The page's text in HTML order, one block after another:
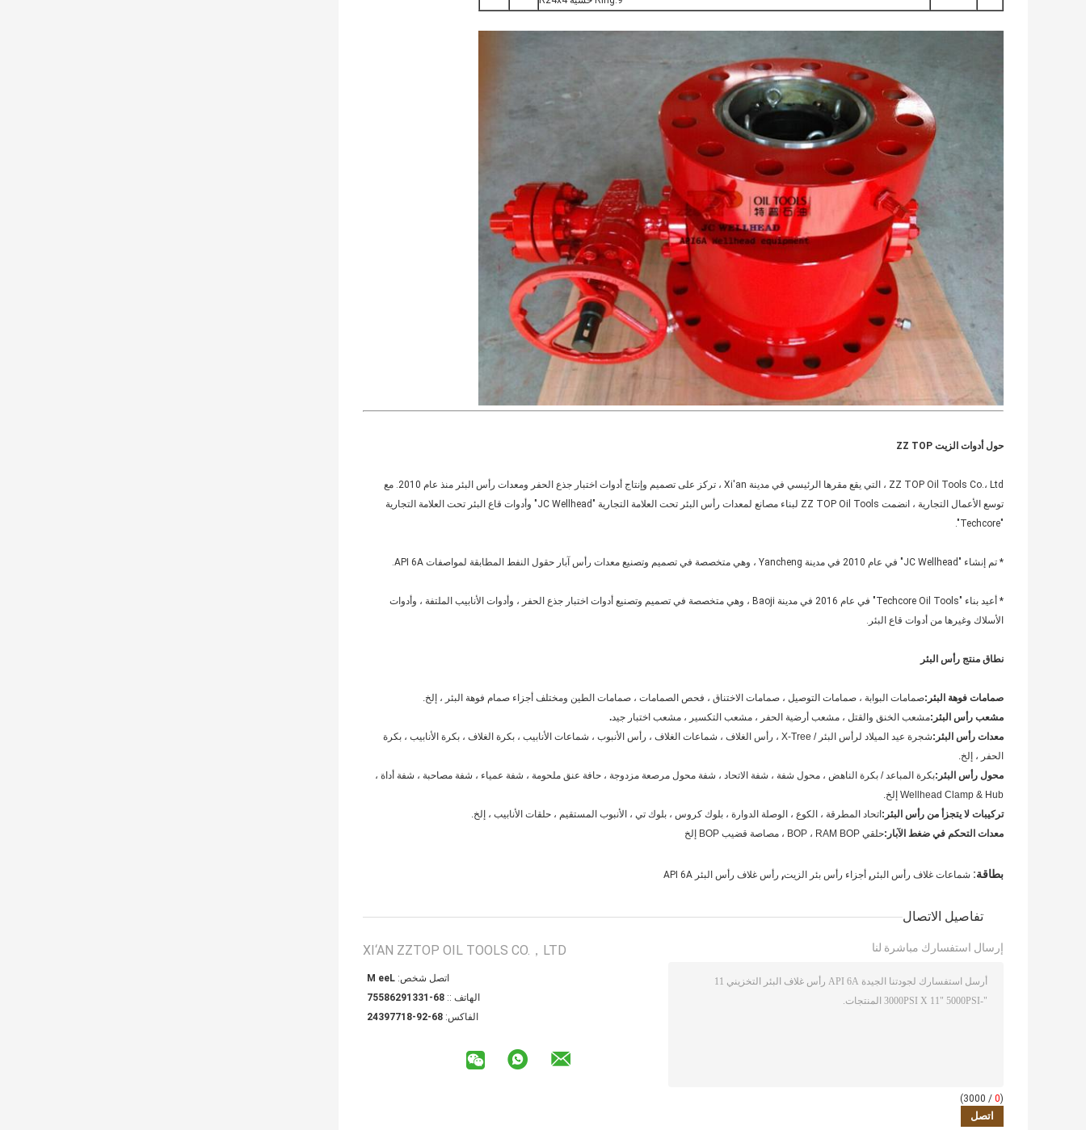
حول أدوات الزيت ZZ TOP
ZZ TOP Oil Tools Co.، Ltd ، التي يقع مقرها الرئيسي في مدينة Xi'an ، تركز على تصميم وإنتاج أدوات اختبار جذع الحفر ومعدات رأس البئر منذ عام 2010. مع
توسع الأعمال التجارية ، انضمت ZZ TOP Oil Tools لبناء مصانع لمعدات رأس البئر تحت العلامة التجارية "JC Wellhead" وأدوات قاع البئر تحت العلامة التجارية
"Techcore".
* تم إنشاء "JC Wellhead" في عام 2010 في مدينة Yancheng ، وهي متخصصة في تصميم وتصنيع معدات رأس آبار حقول النفط المطابقة لمواصفات API 6A.
* أعيد بناء "Techcore Oil Tools" في عام 2016 في مدينة Baoji ، وهي متخصصة في تصميم وتصنيع أدوات اختبار جذع الحفر ، وأدوات الأنابيب الملتفة ، وأدوات
الأسلاك وغيرها من أدوات قاع البئر.
نطاق منتج رأس البئر
صمامات فوهة البئر:صمامات البوابة ، صمامات التوصيل ، صمامات الاختناق ، فحص الصمامات ، صمامات الطين ومختلف أجزاء صمام فوهة البئر ، إلخ.
مشعب رأس البئر:مشعب الخنق والقتل ، مشعب أرضية الحفر ، مشعب التكسير ، مشعب اختبار جيد.
معدات رأس البئر:
شجرة عيد الميلاد لرأس البئر / X-Tree ، رأس الغلاف ، شماعات الغلاف ، رأس الأنبوب ، شماعات الأنابيب ، بكرة الغلاف ، بكرة الأنابيب ، بكرة
الحفر ، إلخ.
محول رأس البئر:بكرة المباعد / بكرة الناهض ، محول شفة ، شفة الاتحاد ، شفة محول مرصعة مزدوجة ، حافة عنق ملحومة ، شفة عمياء ، شفة مصاحبة ، شفة أداة ،
Wellhead Clamp & Hub إلخ.
تركيبات لا يتجزأ من رأس البئر:اتحاد المطرقة ، الكوع ، الوصلة الدوارة ، بلوك كروس ، بلوك تي ، الأنبوب المستقيم ، حلقات الأنابيب ، إلخ.
معدات التحكم في ضغط الآبار:حلقي BOP ، RAM BOP ، مصاصة قضيب BOP إلخ
بطاقة: شماعات غلاف رأس البئر , أجزاء رأس بئر الزيت, رأس غلاف رأس البئر API 6A
تفاصيل الاتصال
XI‘AN ZZTOP OIL TOOLS CO.，LTD
اتصل شخص: Lee M
الهاتف :: 86-13319268557
الفاكس: 86-29-81779342
إرسال استفسارك مباشرة لنا
(
0
/ 3000)